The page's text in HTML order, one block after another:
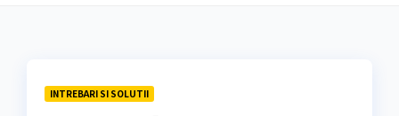
INTREBARI SI SOLUTII